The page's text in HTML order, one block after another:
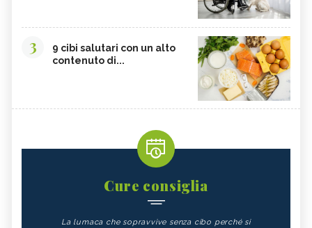
3
9 cibi salutari con un alto
contenuto di...
Cure consiglia
La lumaca che sopravvive senza cibo perché si